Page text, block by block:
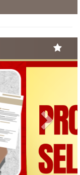
Next